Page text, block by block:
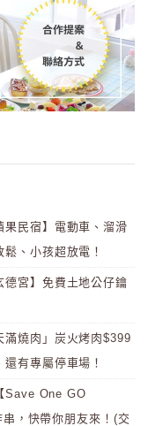
果民宿】電動車、溜滑
、小孩超放電！
德宮】免費土地公仔鑰
滿燒肉」炭火烤肉$399
有專屬停車場！
Save One GO
，快帶你朋友來！(交